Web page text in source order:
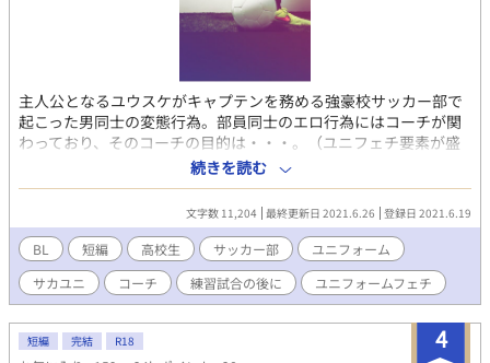
主人公となるユウスケがキャプテンを務める強豪校サッカー部で
起こった男同士の変態行為。部員同士のエロ行為にはコーチが関
わっており、そのコーチの目的は・・・。（ユニフェチ要素が盛
り沢山の話になっています。生々しい表現も出ていますので苦手
な方はご注意ください。）
続きを読む
文字数 11,204 最終更新日 2021.6.26 登録日 2021.6.19
BL 短編 高校生 サッカー部
ユニフォーム
サカユニ
コーチ 練習試合の後に ユニフォームフェチ
4
短編 完結 R18